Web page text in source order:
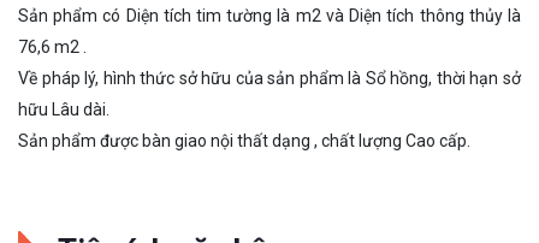
Sản phẩm có Diện tích tim tường là m2 và Diện tích thông thủy là
76,6 m2 .
Về pháp lý, hình thức sở hữu của sản phẩm là Sổ hồng, thời hạn sở
hữu Lâu dài.
Sản phẩm được bàn giao nội thất dạng , chất lượng Cao cấp.